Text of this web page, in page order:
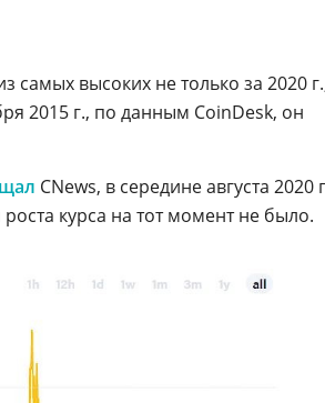
самых высоких не только за 2020
2015 г., по данным CoinDesk, он
CNews, в середине августа 2020
курса на тот момент не было.